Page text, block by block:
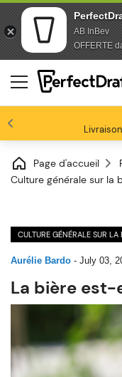
AB InBev
OFFERTE
Profitez
Les amateurs de
Page d'accueil
Culture générale sur la
CULTURE GÉNÉRALE SUR LA
Aurélie Bardo - July 03,
La bière est-